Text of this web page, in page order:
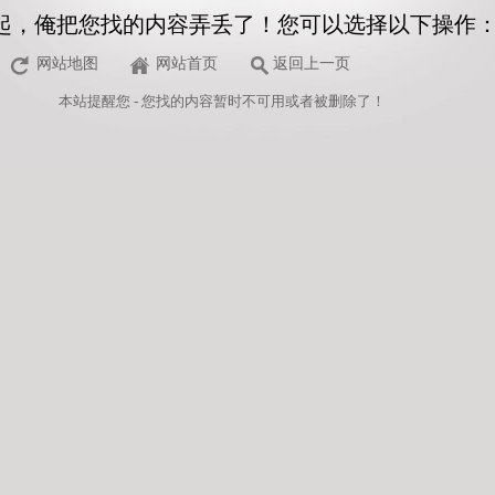
，俺把您找的内容弄丢了！您可以选择以下操作
网站地图 网站首页 返回上一页
本站提醒您 - 您找的内容暂时不可用或者被删除了！